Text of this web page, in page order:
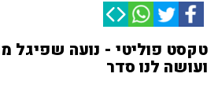
טקסט פוליטי - נועה שפיגל
ועושה לנו סדר